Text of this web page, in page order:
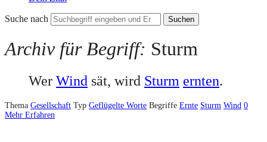
Suche nach
Archiv für Begriff: Sturm
Wer Wind sät, wird Sturm ernten.
Thema Gesellschaft Typ Geflügelte Worte Begriffe Ernte Sturm Wind 0
Mehr Erfahren